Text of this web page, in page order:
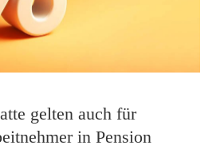
gelten auch für
in Pension